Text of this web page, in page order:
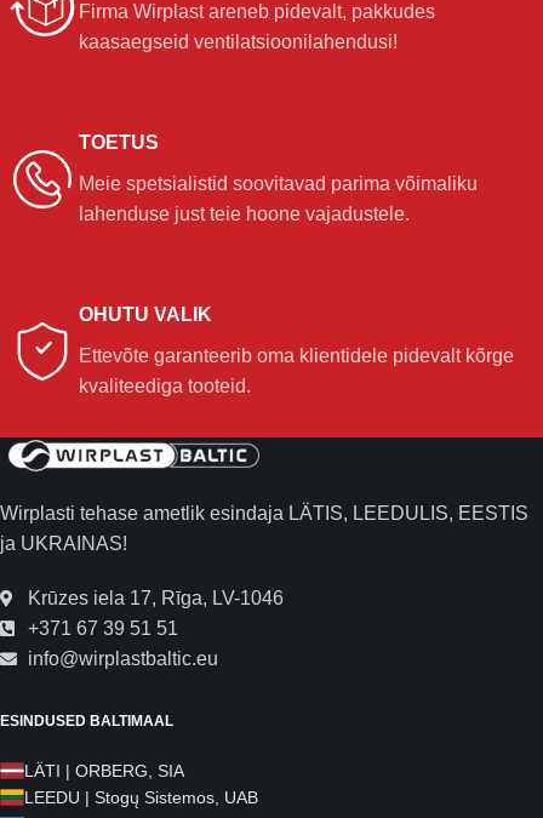
Firma Wirplast areneb pidevalt, pakkudes
kaasaegseid ventilatsioonilahendusi!
TOETUS
Meie spetsialistid soovitavad parima võimaliku
lahenduse just teie hoone vajadustele.
OHUTU VALIK
Ettevõte garanteerib oma klientidele pidevalt kõrge
kvaliteediga tooteid.
Wirplasti tehase ametlik esindaja LÄTIS, LEEDULIS, EESTIS
ja UKRAINAS!
Krūzes iela 17, Rīga, LV-1046
+371 67 39 51 51
info@wirplastbaltic.eu
ESINDUSED BALTIMAAL
LÄTI | ORBERG, SIA
LEEDU | Stogų Sistemos, UAB